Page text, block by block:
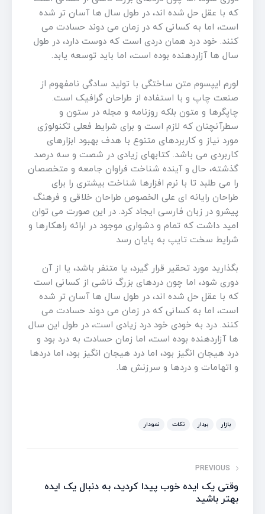
که با عقل حل شده اند، در طول سال ها آسان تر شده
است، اما به کسانی که در زمان می دوند حسادت می
کنند. خود درد همان دردی است که دوست دارد، در طول
سال ها آزاردهنده بوده است، اما باید توسعه یابد.
لورم ایپسوم متن ساختگی با تولید سادگی نامفهوم از
صنعت چاپ و با استفاده از طراحان گرافیک است.
چاپگرها و متون بلکه روزنامه و مجله در ستون و
سطرآنچنان که لازم است و برای شرایط فعلی تکنولوژی
مورد نیاز و کاربردهای متنوع با هدف بهبود ابزارهای
کاربردی می باشد. کتابهای زیادی در شصت و سه درصد
گذشته، حال و آینده شناخت فراوان جامعه و متخصصان
را می طلبد تا با نرم افزارها شناخت بیشتری را برای
طراحان رایانه ای علی الخصوص طراحان خلاقی و فرهنگ
پیشرو در زبان فارسی ایجاد کرد. در این صورت می توان
امید داشت که تمام و دشواری موجود در ارائه راهکارها و
شرایط سخت تایپ به پایان رسد
بگذارید مورد تحقیر قرار گیرد، یا متنفر باشد، یا از آن
دوری شود، اما چون دردهای بزرگ ناشی از کسانی است
که با عقل حل شده اند، در طول سال ها آسان تر شده
است، اما به کسانی که در زمان می دوند حسادت می
کنند. درد به خودی خود درد زیادی است، در طول این سال
ها آزاردهنده بوده است، اما زمان حسادت به درد بود و
درد هیجان انگیز بود، اما درد هیجان انگیز بود، اما دردها
و اتهامات و دردها و سرزنش ها.
بازار بردار نکات نمودار
PREVIOUS
وقتی یک ایده خوب پیدا کردید، به دنبال یک ایده
بهتر باشید